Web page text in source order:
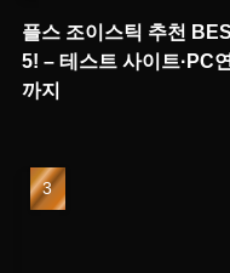
플스 조이스틱 추천
5! – 테스트 사이트·PC
까지